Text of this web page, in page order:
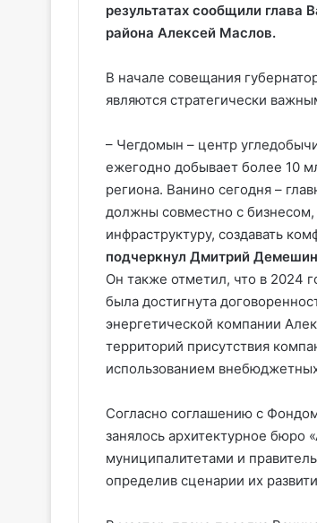
результатах сообщили глава
района Алексей Маслов.
В начале совещания
являются стратегически
– Чегдомын – центр
ежегодно добывает более 10
региона. Ванино сегодня –
должны совместно с
инфраструктуру, создавать
подчеркнул Дмитрий
Он также отметил, что в 2024
была достигнута
энергетической компании
территорий присутствия
использованием
Согласно соглашению с
занялось архитектурное бюро
муниципалитетами и
определив сценарии их